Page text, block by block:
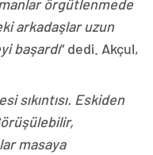
örgütlenmede
arkadaşlar uzun
başardı” dedi. Akçul,
sıkıntısı. Eskiden
masaya